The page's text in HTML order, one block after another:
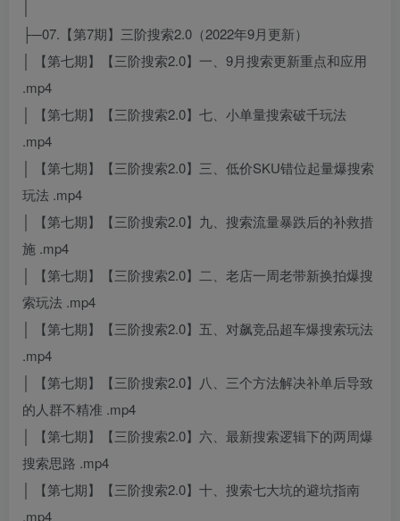
├─07.【第7期】三阶搜索2.0（2022年9月更新）
│ 【第七期】【三阶搜索2.0】一、9月搜索更新重点和应用
.mp4
│ 【第七期】【三阶搜索2.0】七、小单量搜索破千玩法
.mp4
│ 【第七期】【三阶搜索2.0】三、低价SKU错位起量爆搜索
玩法 .mp4
│ 【第七期】【三阶搜索2.0】九、搜索流量暴跌后的补救措
施 .mp4
│ 【第七期】【三阶搜索2.0】二、老店一周老带新换拍爆搜
索玩法 .mp4
│ 【第七期】【三阶搜索2.0】五、对飙竞品超车爆搜索玩法
.mp4
│ 【第七期】【三阶搜索2.0】八、三个方法解决补单后导致
的人群不精准 .mp4
│ 【第七期】【三阶搜索2.0】六、最新搜索逻辑下的两周爆
搜索思路 .mp4
│ 【第七期】【三阶搜索2.0】十、搜索七大坑的避坑指南
.mp4